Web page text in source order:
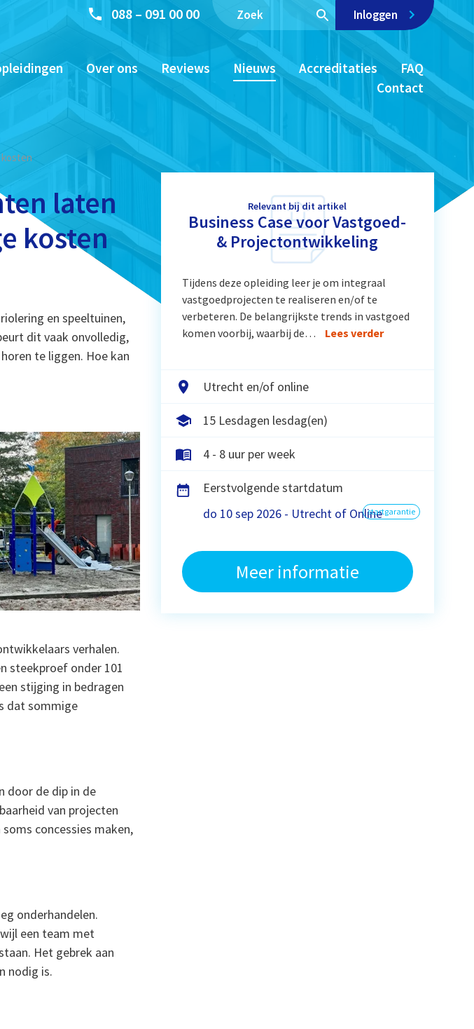
088 – 091 00 00 Inloggen
Over ons Reviews Nieuws Accreditaties
FAQ
Contact
laten
kosten
en speeltuinen,
dit vaak onvolledig,
te liggen. Hoe kan
verhalen.
steekproef onder 101
stijging in bedragen
dat sommige
door de dip in de
van projecten
concessies maken,
onderhandelen.
een team met
Het gebrek aan
nodig is.
Relevant bij dit artikel
Business Case voor Vastgoed-
& Projectontwikkeling
Tijdens deze opleiding leer je om integraal
vastgoedprojecten te realiseren en/of te
verbeteren. De belangrijkste trends in vastgoed
komen voorbij, waarbij de…
Lees verder
Utrecht en/of online
15 Lesdagen lesdag(en)
4 - 8 uur per week
Eerstvolgende startdatum
do 10 sep 2026 - Utrecht of Onlinestartgarantie
Meer informatie